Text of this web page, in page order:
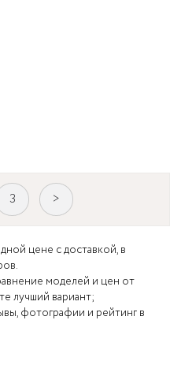
3 >
цене с доставкой, в
моделей и цен от
лучший вариант;
фотографии и рейтинг в